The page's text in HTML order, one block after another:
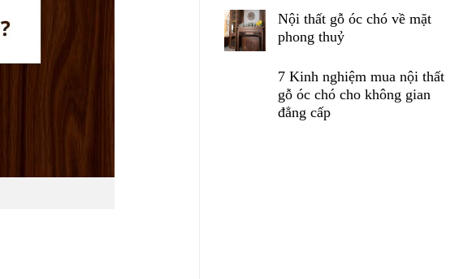
Nội thất gỗ óc chó về mặt
phong thuỷ
7 Kinh nghiệm mua nội thất
gỗ óc chó cho không gian
đẳng cấp